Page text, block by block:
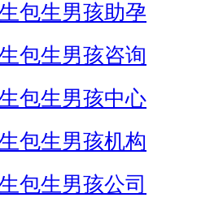
包生男孩助孕
包生男孩咨询
包生男孩中心
包生男孩机构
包生男孩公司